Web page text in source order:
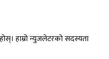
हाम्रो न्युजलेटरको सदस्यता